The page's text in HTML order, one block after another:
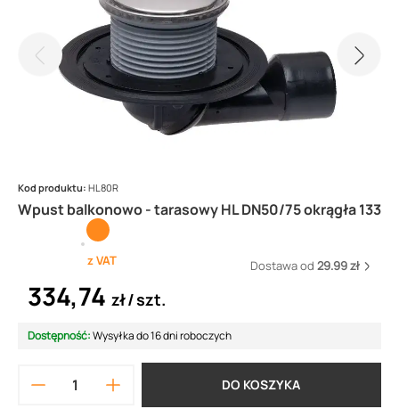
Wpust balkonowo - tarasowy HL DN50/75 okrągła 133
Kod produktu: HL80R
z VAT Dostawa od 29.99 zł
334,74 zł szt.
Dostępność:Wysyłka do 16 dni roboczych
DO KOSZYKA